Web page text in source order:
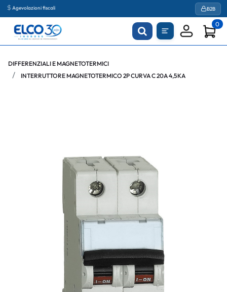
Agevolazioni fiscali B2B
0
DIFFERENZIALI E MAGNETOTERMICI
INTERRUTTORE MAGNETOTERMICO 2P CURVA C 20A 4,5KA